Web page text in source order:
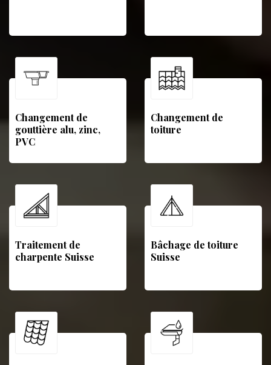
Changement de
gouttière alu, zinc,
PVC
Changement de
toiture
Traitement de
charpente Suisse
Bâchage de toiture
Suisse